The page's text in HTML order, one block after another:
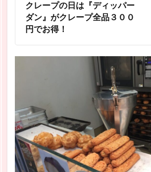
クレープの日は『ディッパー
ダン』がクレープ全品３００
円でお得！